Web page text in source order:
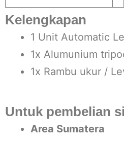
Kelengkapan
1 Unit Automatic
1x Alumunium
1x Rambu ukur /
Untuk pembelian
Area Sumatera